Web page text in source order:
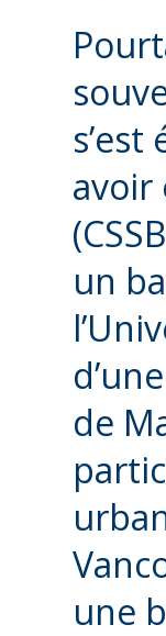
avoir
un
de
une